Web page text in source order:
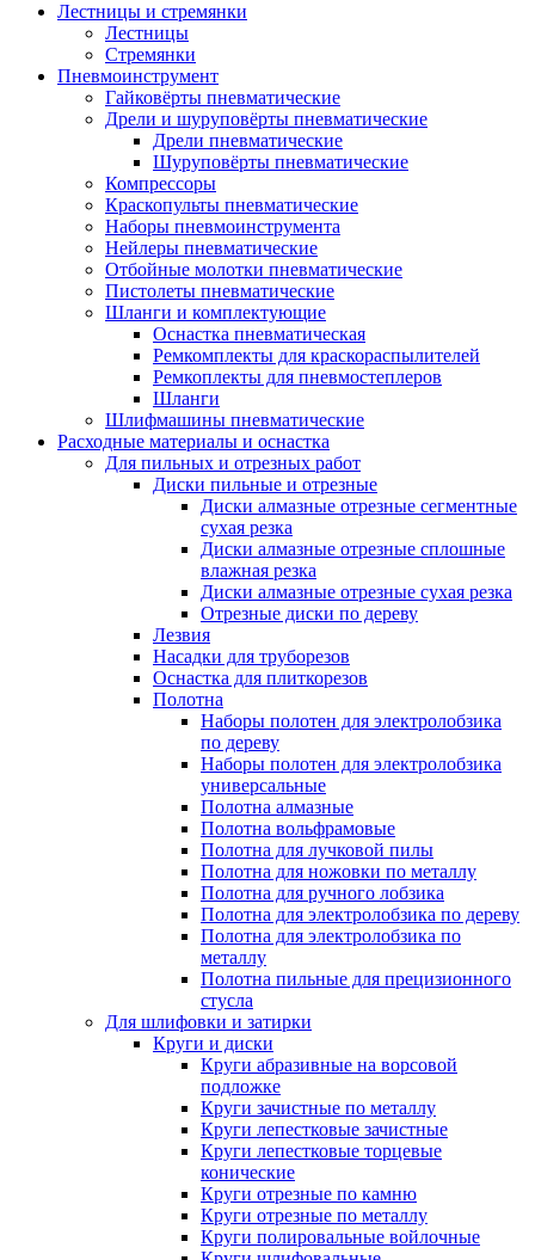
Лестницы и стремянки
Лестницы
Стремянки
Пневмоинструмент
Гайковёрты пневматические
Дрели и шуруповёрты пневматические
Дрели пневматические
Шуруповёрты пневматические
Компрессоры
Краскопульты пневматические
Наборы пневмоинструмента
Нейлеры пневматические
Отбойные молотки пневматические
Пистолеты пневматические
Шланги и комплектующие
Оснастка пневматическая
Ремкомплекты для краскораспылителей
Ремкоплекты для пневмостеплеров
Шланги
Шлифмашины пневматические
Расходные материалы и оснастка
Для пильных и отрезных работ
Диски пильные и отрезные
Диски алмазные отрезные сегментные
сухая резка
Диски алмазные отрезные сплошные
влажная резка
Диски алмазные отрезные сухая резка
Отрезные диски по дереву
Лезвия
Насадки для труборезов
Оснастка для плиткорезов
Полотна
Наборы полотен для электролобзика
по дереву
Наборы полотен для электролобзика
универсальные
Полотна алмазные
Полотна вольфрамовые
Полотна для лучковой пилы
Полотна для ножовки по металлу
Полотна для ручного лобзика
Полотна для электролобзика по дереву
Полотна для электролобзика по
металлу
Полотна пильные для прецизионного
стусла
Для шлифовки и затирки
Круги и диски
Круги абразивные на ворсовой
подложке
Круги зачистные по металлу
Круги лепестковые зачистные
Круги лепестковые торцевые
конические
Круги отрезные по камню
Круги отрезные по металлу
Круги полировальные войлочные